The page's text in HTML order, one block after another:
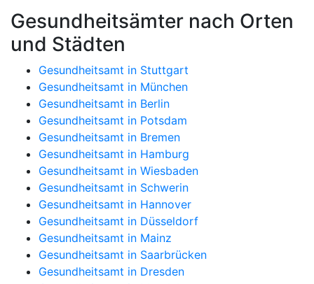
Gesundheitsämter nach Orten
und Städten
Gesundheitsamt in Stuttgart
Gesundheitsamt in München
Gesundheitsamt in Berlin
Gesundheitsamt in Potsdam
Gesundheitsamt in Bremen
Gesundheitsamt in Hamburg
Gesundheitsamt in Wiesbaden
Gesundheitsamt in Schwerin
Gesundheitsamt in Hannover
Gesundheitsamt in Düsseldorf
Gesundheitsamt in Mainz
Gesundheitsamt in Saarbrücken
Gesundheitsamt in Dresden